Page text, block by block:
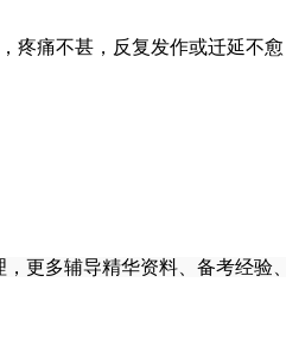
疼痛不甚，反复发作或迁延不
，更多辅导精华资料、备考经验